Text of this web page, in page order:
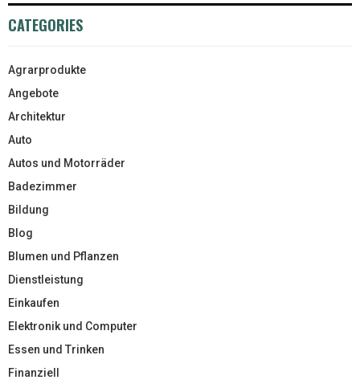
CATEGORIES
Agrarprodukte
Angebote
Architektur
Auto
Autos und Motorräder
Badezimmer
Bildung
Blog
Blumen und Pflanzen
Dienstleistung
Einkaufen
Elektronik und Computer
Essen und Trinken
Finanziell